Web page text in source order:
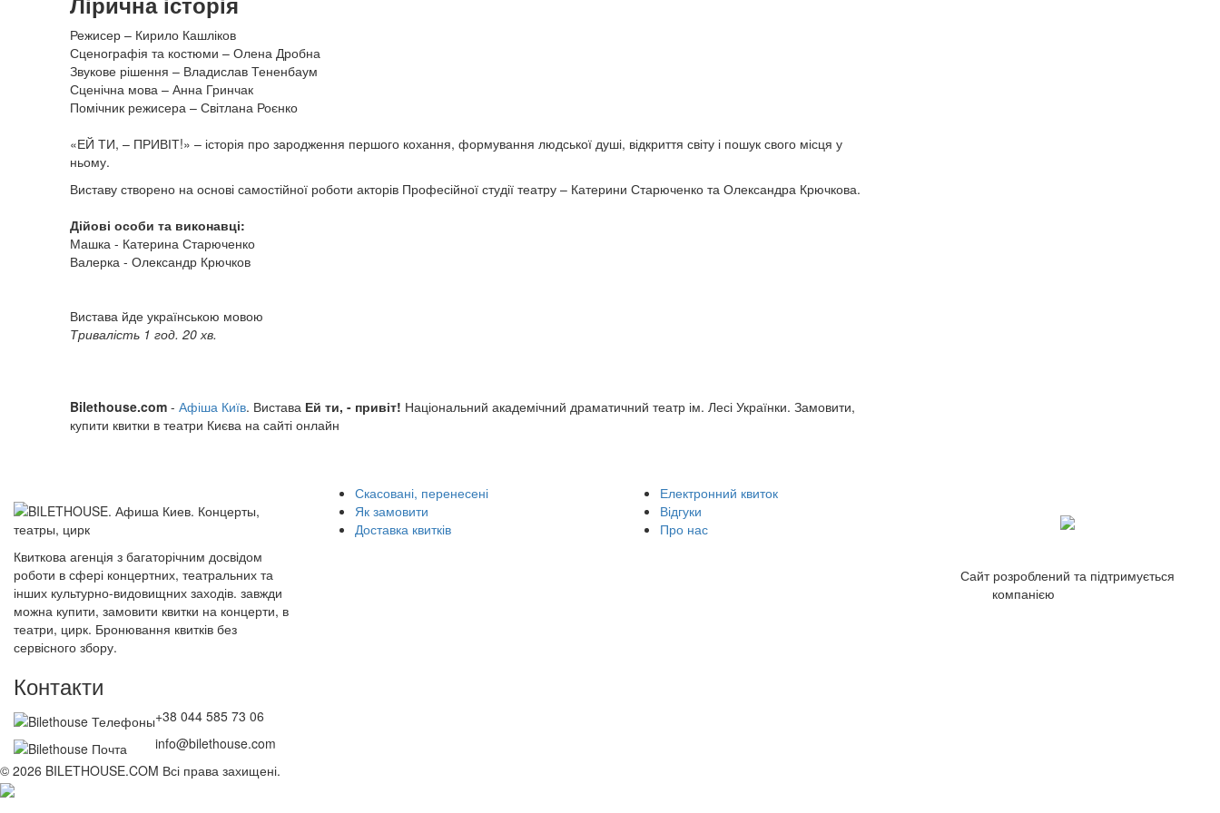
Режисер – Кирило Кашліков
Сценографія та костюми – Олена Дробна
Звукове рішення – Владислав Тененбаум
Сценічна мова – Анна Гринчак
Помічник режисера – Світлана Роєнко
«ЕЙ ТИ, – ПРИВІТ!» – історія про зародження першого кохання, формування людської душі, відкриття світу і пошук свого місця у
ньому.
Виставу створено на основі самостійної роботи акторів Професійної студії театру – Катерини Старюченко та Олександра Крючкова.
Дійові особи та виконавці:
Машка - Катерина Старюченко
Валерка - Олександр Крючков
Вистава йде українською мовою
Тривалість 1 год. 20 хв.
Bilethouse.com - Афіша Київ. Вистава Ей ти, - привіт! Національний академічний драматичний театр ім. Лесі Українки. Замовити,
купити квитки в театри Києва на сайті онлайн
Квиткова агенція з багаторічним досвідом
роботи в сфері концертних, театральних та
інших культурно-видовищних заходів. завжди
можна купити, замовити квитки на концерти, в
театри, цирк. Бронювання квитків без
сервісного збору.
Контакти
+38 044 585 73 06
info@bilethouse.com
Скасовані, перенесені
Як замовити
Доставка квитків
Електронний квиток
Відгуки
Про нас
Сайт розроблений та підтримується
компанією
© 2026 BILETHOUSE.COM Всі права захищені.